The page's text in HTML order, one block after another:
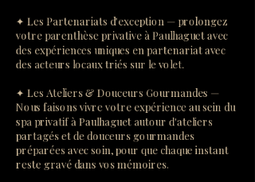
✦ Les Partenariats d'exception — prolongez
votre parenthèse privative à Paulhaguet avec
des expériences uniques en partenariat avec
des acteurs locaux triés sur le volet.
✦ Les Ateliers & Douceurs Gourmandes —
Nous faisons vivre votre expérience au sein du
spa privatif à Paulhaguet autour d'ateliers
partagés et de douceurs gourmandes
préparées avec soin, pour que chaque instant
reste gravé dans vos mémoires.